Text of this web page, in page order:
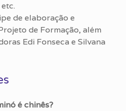
de elaboração e
de Formação, além
Edi Fonseca e Silvana
é chinês?